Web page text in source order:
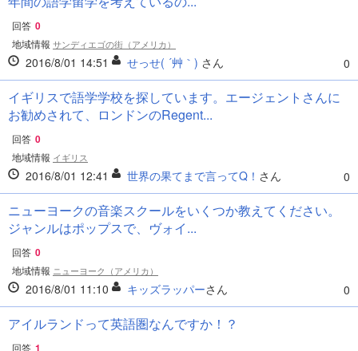
回答 0
地域情報 サンディエゴの街（アメリカ）
2016/8/01 14:51 せっせ( ´艸｀) さん 0
イギリスで語学学校を探しています。エージェントさんに
お勧めされて、ロンドンのRegent...
回答 0
地域情報 イギリス
2016/8/01 12:41 世界の果てまで言ってQ！ さん 0
ニューヨークの音楽スクールをいくつか教えてください。
ジャンルはポップスで、ヴォイ...
回答 0
地域情報 ニューヨーク（アメリカ）
2016/8/01 11:10 キッズラッパーさん 0
アイルランドって英語圏なんですか！？
回答